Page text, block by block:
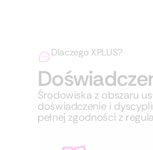
Dlaczego XPLUS?
Środowiska z obszaru
doświadczenie i
pełnej zgodności z